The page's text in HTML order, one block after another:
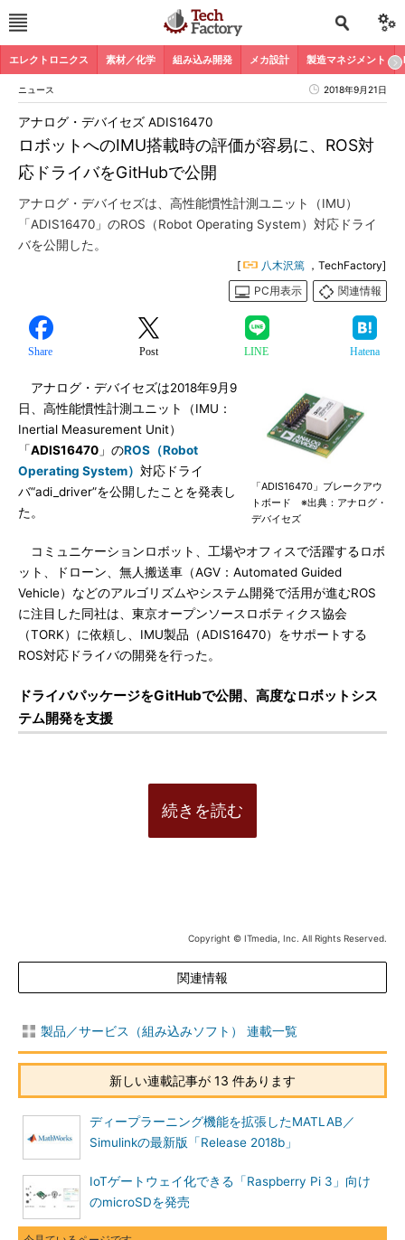
エレクトロニクス 素材／化学 組み込み開発 メカ設計 製造マネジメント
ニュース 2018年9月21日
ロボットへのIMU搭載時の評価が容易に、ROS対
応ドライバをGitHubで公開
アナログ・デバイセズ ADIS16470
アナログ・デバイセズは、高性能慣性計測ユニット（IMU）
「ADIS16470」のROS（Robot Operating System）対応ドライ
バを公開した。
[ 八木沢篤 ，TechFactory]
PC用表示
関連情報
Share Post LINE Hatena
「ADIS16470」ブレークアウ
トボード ※出典：アナログ・
デバイセズ
アナログ・デバイセズは2018年9月9
日、高性能慣性計測ユニット（IMU：
Inertial Measurement Unit）
「ADIS16470 」のROS（Robot
Operating System） 対応ドライ
バ“adi_driver”を公開したことを発表し
た。
コミュニケーションロボット、工場やオフィスで活躍するロボ
ット、ドローン、無人搬送車（AGV：Automated Guided
Vehicle）などのアルゴリズムやシステム開発で活用が進むROS
に注目した同社は、東京オープンソースロボティクス協会
（TORK）に依頼し、IMU製品（ADIS16470）をサポートする
ROS対応ドライバの開発を行った。
ドライバパッケージをGitHubで公開、高度なロボットシス
テム開発を支援
続きを読む
Copyright © ITmedia, Inc. All Rights Reserved.
関連情報
製品／サービス（組み込みソフト） 連載一覧
新しい連載記事が 13 件あります
ディープラーニング機能を拡張したMATLAB／
Simulinkの最新版「Release 2018b」
IoTゲートウェイ化できる「Raspberry Pi 3」向け
のmicroSDを発売